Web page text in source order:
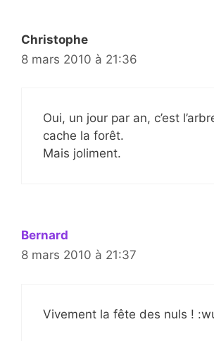
Christophe
8 mars 2010 à 21:36
Oui, un jour par an, c’est
cache la forêt.
Mais joliment.
Bernard
8 mars 2010 à 21:37
Vivement la fête des nuls !